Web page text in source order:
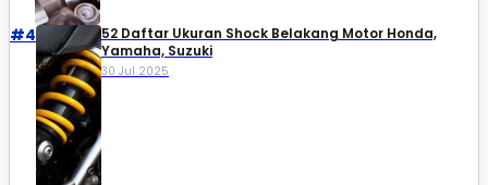
#4
52 Daftar Ukuran Shock Belakang Motor Honda,
Yamaha, Suzuki​
30 Jul 2025